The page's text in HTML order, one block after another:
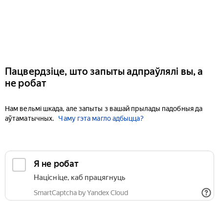
Пацвердзіце, што запыты адпраўлялі вы, а
не робат
Нам вельмі шкада, але запыты з вашай прылады падобныя да
аўтаматычных.
Чаму гэта магло адбыцца?
Я не робат
Націсніце, каб працягнуць
SmartCaptcha by Yandex Cloud